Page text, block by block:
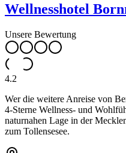
Wellnesshotel
Unsere Bewertung
4.2
Wer die weitere Anreise von
4-Sterne Wellness- und
naturnahen Lage in der
zum Tollensesee.